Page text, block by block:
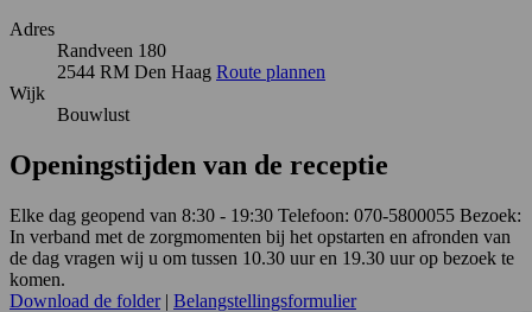
Adres
Randveen 180
2544 RM Den Haag Route plannen
Wijk
Bouwlust
Openingstijden van de receptie
Elke dag geopend van 8:30 - 19:30 Telefoon: 070-5800055 Bezoek:
In verband met de zorgmomenten bij het opstarten en afronden van
de dag vragen wij u om tussen 10.30 uur en 19.30 uur op bezoek te
komen.
Download de folder | Belangstellingsformulier